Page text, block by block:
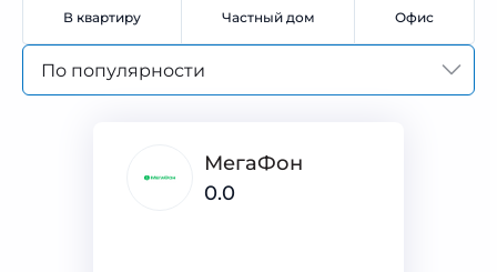
В квартиру Частный дом Офис
По популярности
МегаФон
0.0